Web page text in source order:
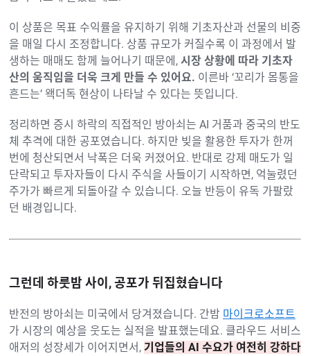
이 상품은 목표 수익률을 유지하기 위해 기초자산과 선물의 비중
을 매일 다시 조정합니다. 상품 규모가 커질수록 이 과정에서 발
생하는 매매도 함께 늘어나기 때문에, 시장 상황에 따라 기초자
산의 움직임을 더욱 크게 만들 수 있어요. 이른바 ‘꼬리가 몸통을
흔드는’ 왝더독 현상이 나타날 수 있다는 뜻입니다.
정리하면 증시 하락의 직접적인 방아쇠는 AI 거품과 중국의 반도
체 추격에 대한 공포였습니다. 하지만 빚을 활용한 투자가 한꺼
번에 청산되면서 낙폭은 더욱 커졌어요. 반대로 강제 매도가 일
단락되고 투자자들이 다시 주식을 사들이기 시작하면, 억눌렸던
주가가 빠르게 되돌아갈 수 있습니다. 오늘 반등이 유독 가팔랐
던 배경입니다.
그런데 하룻밤 사이, 공포가 뒤집혔습니다
반전의 방아쇠는 미국에서 당겨졌습니다. 간밤 마이크로소프트
가 시장의 예상을 웃도는 실적을 발표했는데요. 클라우드 서비스
애저의 성장세가 이어지면서, 기업들의 AI 수요가 여전히 강하다